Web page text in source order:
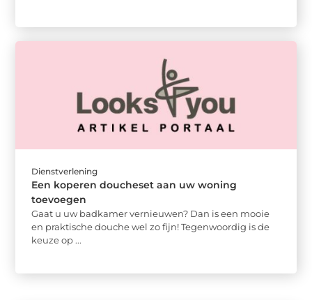
Dienstverlening
Een koperen doucheset aan uw woning
toevoegen
Gaat u uw badkamer vernieuwen? Dan is een mooie
en praktische douche wel zo fijn! Tegenwoordig is de
keuze op ...